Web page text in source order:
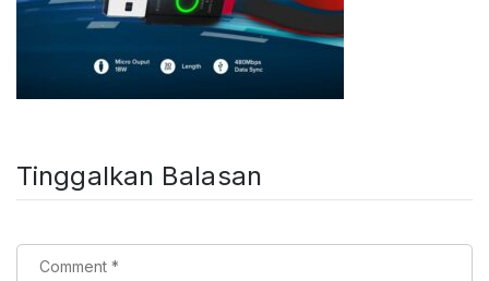
Tinggalkan Balasan